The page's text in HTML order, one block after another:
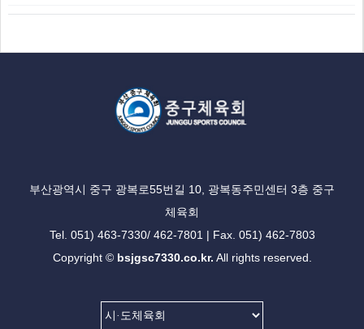
부산광역시 중구 광복로55번길 10, 광복동주민센터 3층 중구
체육회
Tel. 051) 463-7330/ 462-7801 | Fax. 051) 462-7803
Copyright © bsjgsc7330.co.kr. All rights reserved.